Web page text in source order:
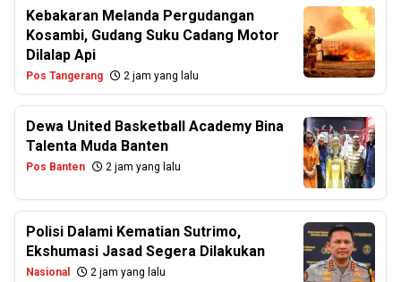
Kebakaran Melanda Pergudangan
Kosambi, Gudang Suku Cadang Motor
Dilalap Api
Pos Tangerang 2 jam yang lalu
Dewa United Basketball Academy Bina
Talenta Muda Banten
Pos Banten 2 jam yang lalu
Polisi Dalami Kematian Sutrimo,
Ekshumasi Jasad Segera Dilakukan
Nasional 2 jam yang lalu